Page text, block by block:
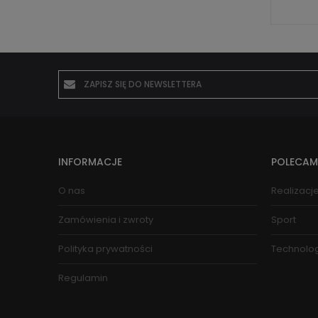
INFORMACJE
O nas
Zamówienia i zwroty
Polityka prywatności
Regulamin
Sport